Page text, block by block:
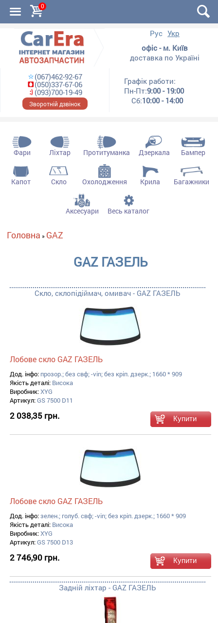
0
Рус Укр
офіс - м. Київ
доставка по Україні
(067)462-92-67
(050)337-67-06
(093)700-19-49
Зворотній дзвінок
Графік работи:
Пн-Пт:9:00 - 19:00
Сб:10:00 - 14:00
Фари Ліхтар Протитуманка Дзеркала Бампер
Капот Скло Охолодження Крила Багажники
Аксесуари Весь каталог
Ви є тут
Головна » GAZ
GAZ ГАЗЕЛЬ
Скло, склопідіймач, омивач - GAZ ГАЗЕЛЬ
Лобове скло GAZ ГАЗЕЛЬ
Дод. інфо: прозор.; без свф; -vin; без кріп. дзерк.; 1660 * 909
Якість деталі: Висока
Виробник:XYG
Артикул:GS 7500 D11
2 038,35 грн.
Лобове скло GAZ ГАЗЕЛЬ
Дод. інфо:зелен.; голуб. свф; -vin; без кріп. дзерк.; 1660 * 909
Якість деталі: Висока
Виробник:XYG
Артикул:GS 7500 D13
2 746,90 грн.
Задній ліхтар - GAZ ГАЗЕЛЬ